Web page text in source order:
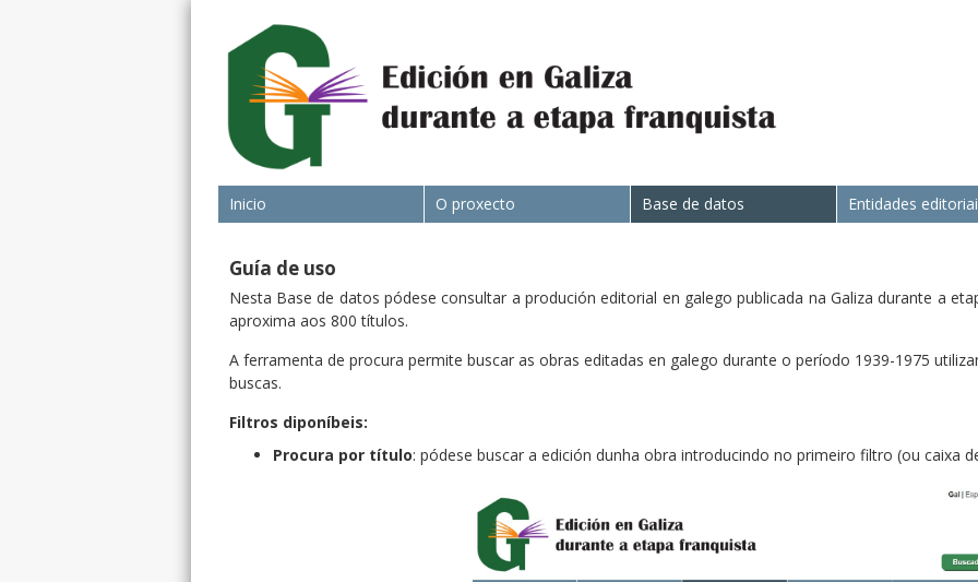
Inicio O proxecto Base de datos Entidades
Guía de uso
Nesta Base de datos pódese consultar a produción editorial en galego publicada na Galiza durante a
aproxima aos 800 títulos.
A ferramenta de procura permite buscar as obras editadas en galego durante o período 1939-1975
buscas.
Filtros diponíbeis:
Procura por título: pódese buscar a edición dunha obra introducindo no primeiro filtro (ou caixa